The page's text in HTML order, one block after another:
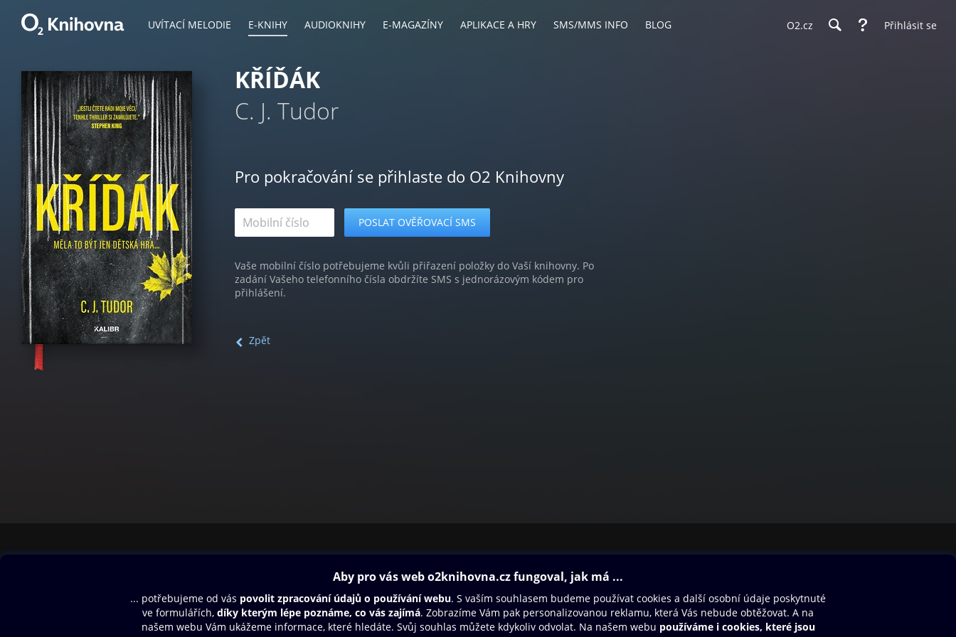
UVÍTACÍ MELODIE E-KNIHY AUDIOKNIHY E-MAGAZÍNY APLIKACE A HRY SMS/MMS INFO BLOG O2.cz Přihlásit se
KŘÍĎÁK
C. J. Tudor
Pro pokračování se přihlaste do O2 Knihovny
Vaše mobilní číslo potřebujeme kvůli přiřazení položky do Vaší knihovny. Po
zadání Vašeho telefonního čísla obdržíte SMS s jednorázovým kódem pro
přihlášení.
Zpět
Aplikace a hry
SMS/MMS Info
Blog
Dárkový poukaz
Nápověda
Oneplay Originály
Sport